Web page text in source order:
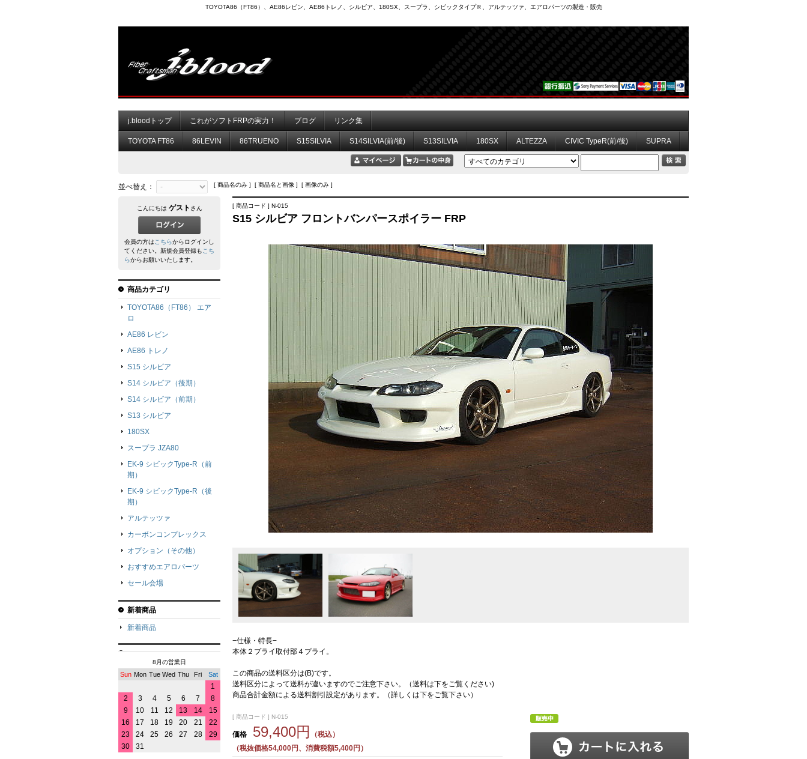
TOYOTA86（FT86）、AE86レビン、AE86トレノ、シルビア、180SX、スープラ、シビックタイプＲ、アルテッツァ、エアロパーツの製造・販売
j.bloodトップ これがソフトFRPの実力！ ブログ リンク集
TOYOTA FT86 86LEVIN 86TRUENO S15SILVIA S14SILVIA(前/後) S13SILVIA 180SX ALTEZZA CIVIC TypeR(前/後) SUPRA
並べ替え： [ 商品名のみ ] [ 商品名と画像 ] [ 画像のみ ]
[ 商品コード ] N-015
S15 シルビア フロントバンパースポイラー FRP
−仕様・特長−
本体２プライ取付部４プライ。
この商品の送料区分は(B)です。
送料区分によって送料が違いますのでご注意下さい。（送料は下をご覧ください)
商品合計金額による送料割引設定があります。（詳しくは下をご覧下さい）
[ 商品コード ] N-015
価格 59,400円
（税込）
（税抜価格54,000円、消費税額5,400円）
こんにちは ゲスト さん
会員の方はこちらからログインし
てください。新規会員登録もこち
らからお願いいたします。
商品カテゴリ
TOYOTA86（FT86） エア
ロ
AE86 レビン
AE86 トレノ
S15 シルビア
S14 シルビア（後期）
S14 シルビア（前期）
S13 シルビア
180SX
スープラ JZA80
EK-9 シビックType-R（前
期）
EK-9 シビックType-R（後
期）
アルテッツァ
カーボンコンプレックス
オプション（その他）
おすすめエアロパーツ
セール会場
新着商品
新着商品
8月の営業日
Sun Mon Tue Wed Thu Fri Sat
1
2
3 4 5 6 7
8
9
10 11 12 13 14
15
16
17 18 19 20 21
22
23
24 25 26 27 28
29
30
31